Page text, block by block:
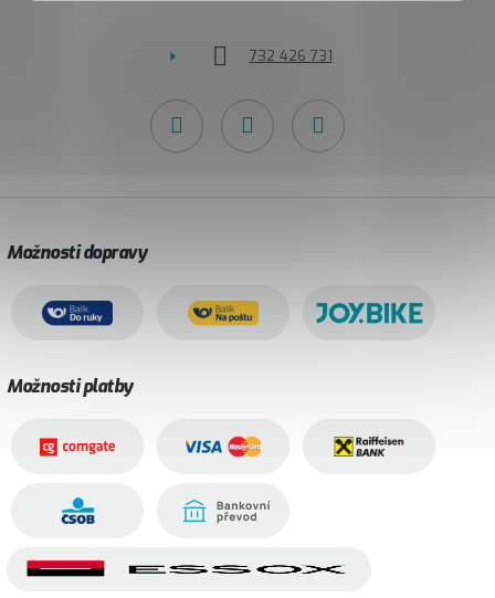
732 426 731
Možnosti dopravy
Možnosti platby